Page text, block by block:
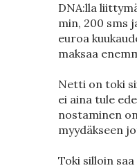
DNA:lla
min, 200 sms
euroa
maksaa
Netti on toki
ei aina tule
nostaminen
myydäkseen
Toki silloin